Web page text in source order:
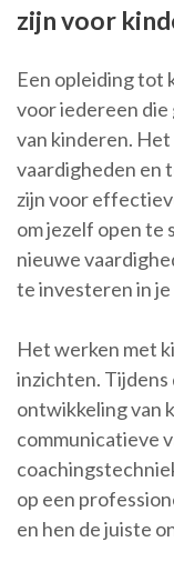
zijn voor
Een opleiding tot
voor iedereen
van kinderen.
vaardigheden en
zijn voor
om jezelf open te
nieuwe
te investeren in
Het werken met
inzichten. Tijdens
ontwikkeling van
communicatieve
op een
en hen de juiste